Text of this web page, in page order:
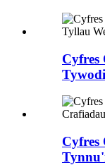
Cyfres
Cyfres